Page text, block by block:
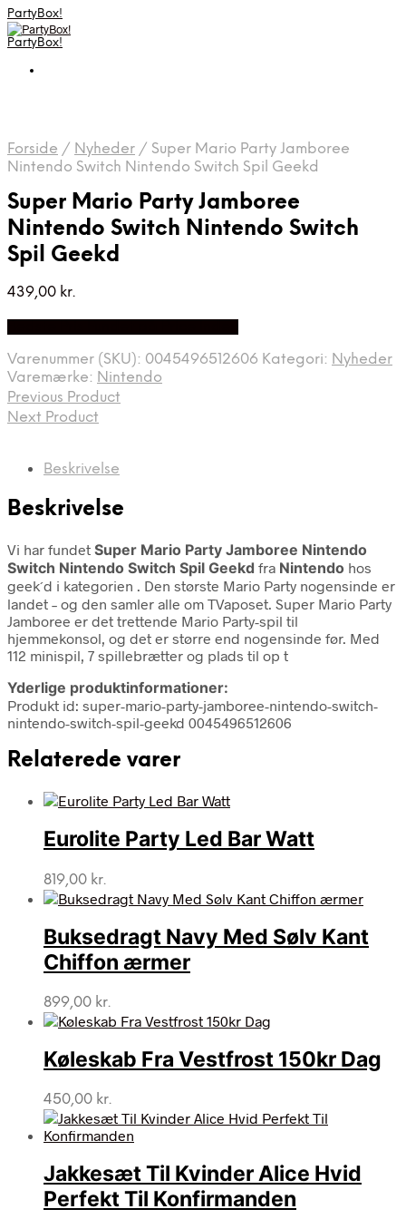
PartyBox!
PartyBox!
Forside / Nyheder / Super Mario Party Jamboree
Nintendo Switch Nintendo Switch Spil Geekd
Super Mario Party Jamboree
Nintendo Switch Nintendo Switch
Spil Geekd
439,00 kr.
Varenummer (SKU): 0045496512606 Kategori: Nyheder
Varemærke: Nintendo
Previous Product
Next Product
Beskrivelse
Beskrivelse
Vi har fundet Super Mario Party Jamboree Nintendo
Switch Nintendo Switch Spil Geekd fra Nintendo hos
geek´d i kategorien . Den største Mario Party nogensinde er
landet – og den samler alle om TVaposet. Super Mario Party
Jamboree er det trettende Mario Party-spil til
hjemmekonsol, og det er større end nogensinde før. Med
112 minispil, 7 spillebrætter og plads til op t
Yderlige produktinformationer:
Produkt id: super-mario-party-jamboree-nintendo-switch-
nintendo-switch-spil-geekd 0045496512606
Relaterede varer
Eurolite Party Led Bar Watt
819,00 kr.
Buksedragt Navy Med Sølv Kant
Chiffon ærmer
899,00 kr.
Køleskab Fra Vestfrost 150kr Dag
450,00 kr.
Jakkesæt Til Kvinder Alice Hvid
Perfekt Til Konfirmanden